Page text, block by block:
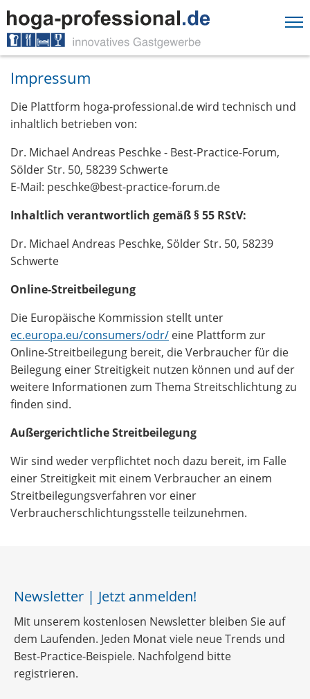
Springe direkt zu:
Hauptmenü
Inhalt
Fußzeile
Impressum
Die Plattform hoga-professional.de wird technisch und
inhaltlich betrieben von:
Dr. Michael Andreas Peschke - Best-Practice-Forum,
Sölder Str. 50, 58239 Schwerte
E-Mail: peschke@best-practice-forum.de
Inhaltlich verantwortlich gemäß § 55 RStV:
Dr. Michael Andreas Peschke, Sölder Str. 50, 58239
Schwerte
Online-Streitbeilegung
Die Europäische Kommission stellt unter
ec.europa.eu/consumers/odr/ eine Plattform zur
Online-Streitbeilegung bereit, die Verbraucher für die
Beilegung einer Streitigkeit nutzen können und auf der
weitere Informationen zum Thema Streitschlichtung zu
finden sind.
Außergerichtliche Streitbeilegung
Wir sind weder verpflichtet noch dazu bereit, im Falle
einer Streitigkeit mit einem Verbraucher an einem
Streitbeilegungsverfahren vor einer
Verbraucherschlichtungsstelle teilzunehmen.
Newsletter | Jetzt anmelden!
Mit unserem kostenlosen Newsletter bleiben Sie auf
dem Laufenden. Jeden Monat viele neue Trends und
Best-Practice-Beispiele. Nachfolgend bitte
registrieren.